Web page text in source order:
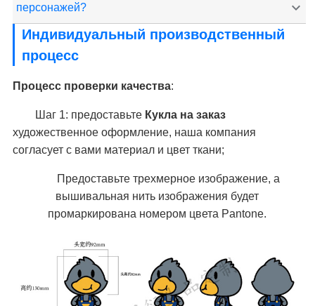
персонажей?
Индивидуальный производственный
процесс
Процесс проверки качества:
Шаг 1: предоставьте Кукла на заказ
художественное оформление, наша компания
согласует с вами материал и цвет ткани;
Предоставьте трехмерное изображение, а
вышивальная нить изображения будет
промаркирована номером цвета Pantone.